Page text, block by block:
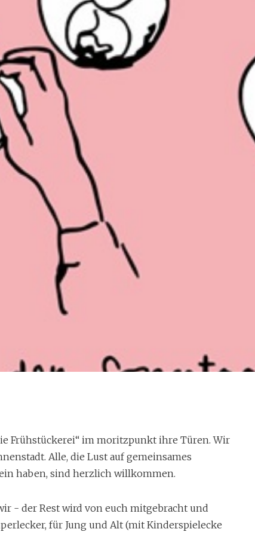
in die Frühstückerei im
Frühstückerei“ im moritzpunkt ihre Türen. Wir
Alle, die Lust auf gemeinsames
haben, sind herzlich willkommen.
- der Rest wird von euch mitgebracht und
für Jung und Alt (mit Kinderspielecke